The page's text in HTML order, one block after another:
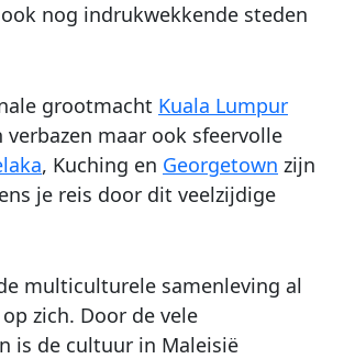
nog indrukwekkende steden
grootmacht Kuala Lumpur
verbazen maar ook sfeervolle
, Kuching en Georgetown zijn
je reis door dit veelzijdige
multiculturele samenleving al
zich. Door de vele
is de cultuur in Maleisië